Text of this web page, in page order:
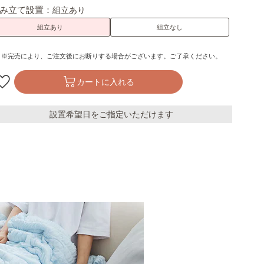
立て設置： 組立あり
組立あり 組立なし
※完売により、ご注文後にお断りする場合がございます。ご了承ください。
カートに入れる
設置希望日をご指定いただけます